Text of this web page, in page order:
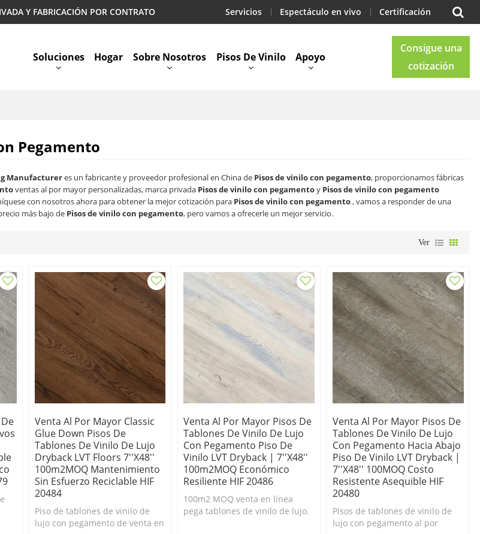
Y FABRICACIÓN POR CONTRATO Servicios Espectáculo en vivo Certificación
Soluciones Hogar Sobre Nosotros Pisos De Vinilo Apoyo
Consigue una
cotización
Pegamento
Manufactureres un fabricante y proveedor profesional en China de Pisos de vinilo con pegamento, proporcionamos fábricas
ventas al por mayor personalizadas, marca privada Pisos de vinilo con pegamentoy Pisos de vinilo con pegamento
con nosotros ahora para obtener la mejor cotización para Pisos de vinilo con pegamento, vamos a responder de una
más bajo de Pisos de vinilo con pegamento, pero vamos a ofrecerle un mejor servicio.
Ver
Venta Al Por Mayor Classic
Glue Down Pisos De
Tablones De Vinilo De Lujo
Dryback LVT Floors 7''x48''
100m2MOQ Mantenimiento
Sin Esfuerzo Reciclable HIF
20484
Piso de tablones de vinilo de
lujo con pegamento de venta en
Venta Al Por Mayor Pisos De
Tablones De Vinilo De Lujo
Con Pegamento Piso De
Vinilo LVT Dryback | 7''x48''
100m2MOQ Económico
Resiliente HIF 20486
100m2 MOQ venta en línea
pega tablones de vinilo de lujo.
Venta Al Por Mayor Pisos De
Tablones De Vinilo De Lujo
Con Pegamento Hacia Abajo
Piso De Vinilo LVT Dryback |
7''x48'' 100MOQ Costo
Resistente Asequible HIF
20480
Pisos de tablones de vinilo de
lujo con pegamento al por